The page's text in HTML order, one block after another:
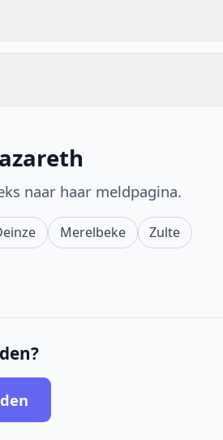
naar haar meldpagina.
Merelbeke
Zulte